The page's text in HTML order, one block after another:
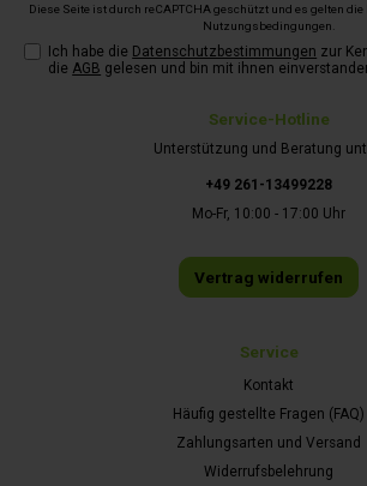
Service-Hotline
Unterstützung und Beratung
+49 261-13499228
Mo-Fr, 10:00 - 17:00 Uhr
Vertrag widerrufen
Service
Kontakt
Häufig gestellte Fragen (FAQ)
Zahlungsarten und Versand
Widerrufsbelehrung
Diese Seite ist durch reCAPTCHA geschützt und es gelten die
Nutzungsbedingungen.
Ich habe die Datenschutzbestimmungen zur
die AGB gelesen und bin mit ihnen